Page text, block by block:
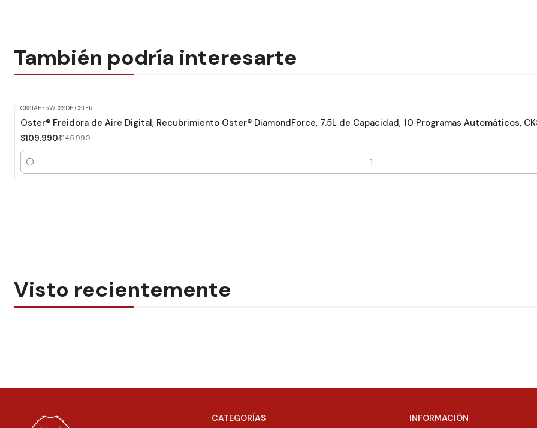
También podría interesarte
CKSTAF75WDSSDF|OSTER
Oster® Freidora de Aire Digital, Recubrimiento Oster® DiamondForce, 7.5L de Capacidad, 10 Programas Automáticos,
$109.990$145.990
Cantidad
Visto recientemente
CATEGORÍAS INFORMACIÓN